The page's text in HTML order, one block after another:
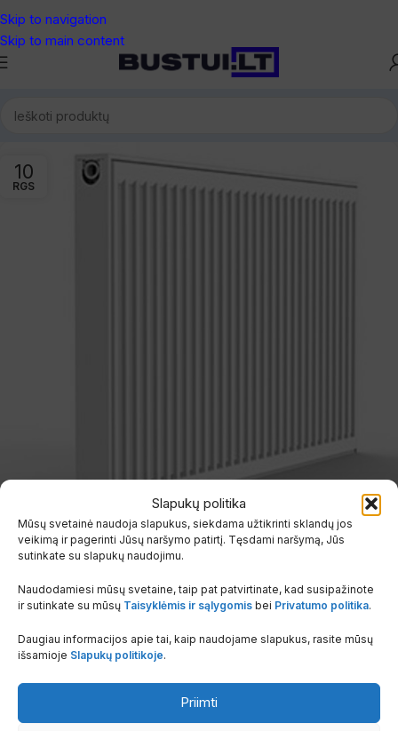
Slapukų politika
Mūsų svetainė naudoja slapukus, siekdama užtikrinti sklandų jos
veikimą ir pagerinti Jūsų naršymo patirtį. Tęsdami naršymą, Jūs
sutinkate su slapukų naudojimu.
Naudodamiesi mūsų svetaine, taip pat patvirtinate, kad susipažinote
ir sutinkate su mūsų Taisyklėmis ir sąlygomis bei Privatumo politika.
Daugiau informacijos apie tai, kaip naudojame slapukus, rasite mūsų
išsamioje Slapukų politikoje.
Priimti
Skip to navigation
Skip to main content
10
RGS
greitas atnaujinimas
Renovaciniai radiatoriai – tai specialūs šildymo įrenginiai,
skirti efektyviam ir greitam senų šildymo sistemų...
Skaityti Daugiau